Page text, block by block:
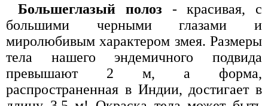
Большеглазый полоз - красивая, с
большими черными глазами и
миролюбивым характером змея. Размеры
тела нашего эндемичного подвида
превышают 2 м, а форма,
распространенная в Индии, достигает в